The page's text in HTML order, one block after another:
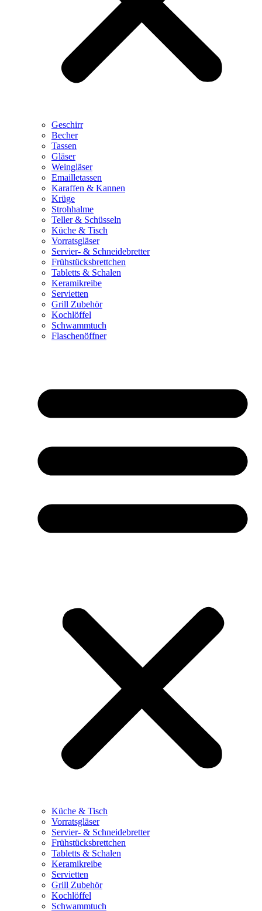
Geschirr
Becher
Tassen
Gläser
Weingläser
Emailletassen
Karaffen & Kannen
Krüge
Strohhalme
Teller & Schüsseln
Küche & Tisch
Vorratsgläser
Servier- & Schneidebretter
Frühstücksbrettchen
Tabletts & Schalen
Keramikreibe
Servietten
Grill Zubehör
Kochlöffel
Schwammtuch
Flaschenöffner
Küche & Tisch
Vorratsgläser
Servier- & Schneidebretter
Frühstücksbrettchen
Tabletts & Schalen
Keramikreibe
Servietten
Grill Zubehör
Kochlöffel
Schwammtuch